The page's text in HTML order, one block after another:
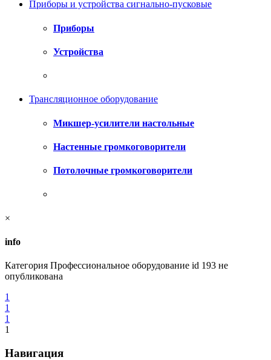
Приборы и устройства сигнально-пусковые
Приборы
Устройства
Трансляционное оборудование
Микшер-усилители настольные
Настенные громкоговорители
Потолочные громкоговорители
×
info
Категория Профессиональное оборудование id 193 не
опубликована
1
1
1
1
Навигация